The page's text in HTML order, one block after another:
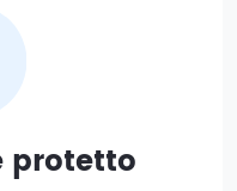
protetto